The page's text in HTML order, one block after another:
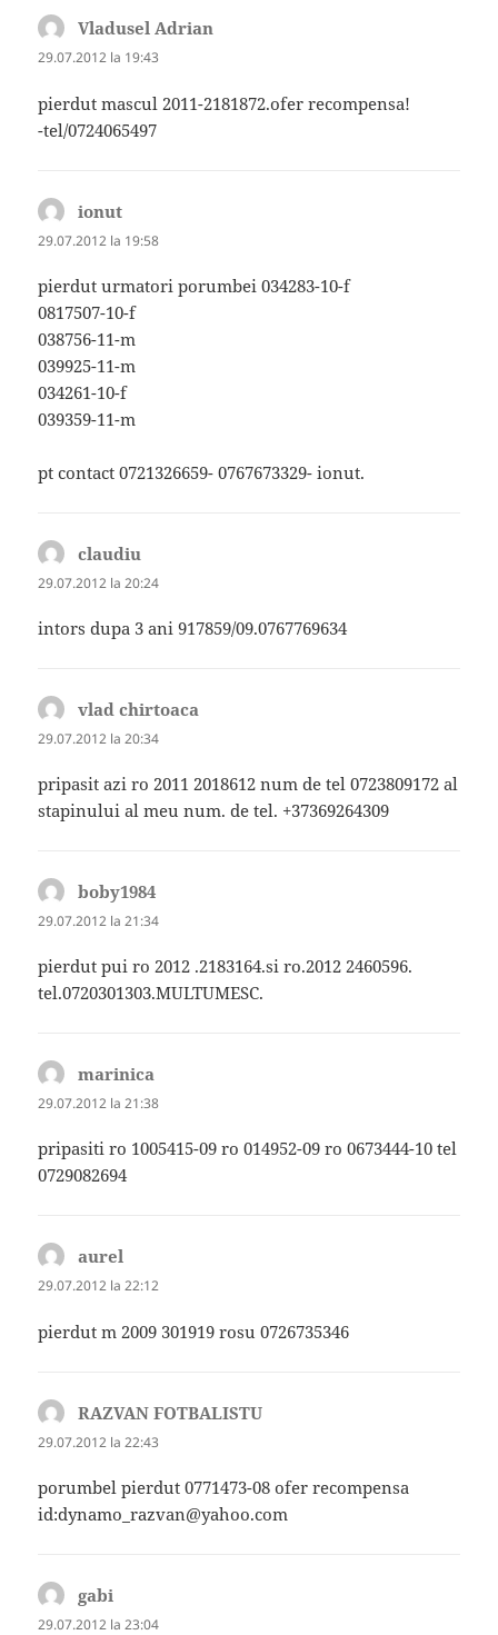
Vladusel Adrian
29.07.2012 la 19:43
pierdut mascul 2011-2181872.ofer recompensa!
-tel/0724065497
ionut
29.07.2012 la 19:58
pierdut urmatori porumbei 034283-10-f
0817507-10-f
038756-11-m
039925-11-m
034261-10-f
039359-11-m
pt contact 0721326659- 0767673329- ionut.
claudiu
29.07.2012 la 20:24
intors dupa 3 ani 917859/09.0767769634
vlad chirtoaca
29.07.2012 la 20:34
pripasit azi ro 2011 2018612 num de tel 0723809172 al
stapinului al meu num. de tel. +37369264309
boby1984
29.07.2012 la 21:34
pierdut pui ro 2012 .2183164.si ro.2012 2460596.
tel.0720301303.MULTUMESC.
marinica
29.07.2012 la 21:38
pripasiti ro 1005415-09 ro 014952-09 ro 0673444-10 tel
0729082694
aurel
29.07.2012 la 22:12
pierdut m 2009 301919 rosu 0726735346
RAZVAN FOTBALISTU
29.07.2012 la 22:43
porumbel pierdut 0771473-08 ofer recompensa
id:dynamo_razvan@yahoo.com
gabi
29.07.2012 la 23:04